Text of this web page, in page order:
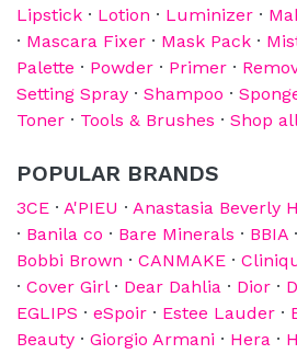
Lipstick · Lotion · Luminizer ·
· Mascara Fixer · Mask Pack ·
Palette · Powder · Primer ·
Setting Spray · Shampoo ·
Toner · Tools & Brushes · Shop
POPULAR BRANDS
3CE · A'PIEU · Anastasia Beverly
· Banila co · Bare Minerals · BBIA ·
Bobbi Brown · CANMAKE ·
· Cover Girl· Dear Dahlia · Dior ·
EGLIPS · eSpoir · Estee Lauder ·
Beauty · Giorgio Armani · Hera ·